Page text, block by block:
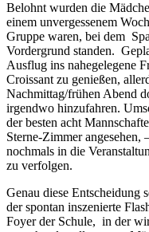
Belohnt wurden die
einem unvergessenem
Gruppe waren, bei dem
Vordergrund standen.
Ausflug ins nahegelegene
Croissant zu genießen,
Nachmittag/frühen Abend
irgendwo hinzufahren.
der besten acht
Sterne-Zimmer
nochmals in die
zu verfolgen.
Genau diese
derspontan inszenierte
Foyer der Schule, in der